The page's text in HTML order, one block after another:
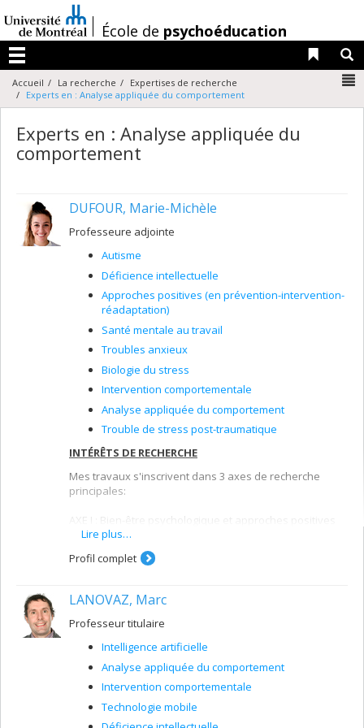
au
contenu
/École de psychoéducation
Menu
Liens
Accueil La recherche
Expertises de recherche
Experts en : Analyse appliquée du comportement
Experts en : Analyse appliquée du
comportement
DUFOUR, Marie-Michèle
Professeure adjointe
Autisme
Déficience intellectuelle
Approches positives (en prévention-intervention-
réadaptation)
Santé mentale au travail
Troubles anxieux
Biologie du stress
Intervention comportementale
Analyse appliquée du comportement
Trouble de stress post-traumatique
INTÉRÊTS DE RECHERCHE
Mes travaux s'inscrivent dans 3 axes de recherche
principales:
AXE I : Bien-être psychologique et approches positives
AXE II: Problématiques complexes (autisme et déficience
AXE III: Intelligence artificielle (AI) et technologie
Chercheure régulière -
déficience intellectuelle et en trouble du spectre de
l'autisme (IU-DITSA)
Chercheure -Réseau pour transformer les soins en
autisme (RTSA)
Lire plus…
Profil complet
LANOVAZ, Marc
Professeur titulaire
Intelligence artificielle
Analyse appliquée du comportement
Intervention comportementale
Technologie mobile